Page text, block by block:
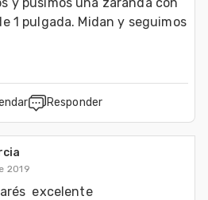
1 pulgada. Midan y seguimos
Responder
2019
excelente